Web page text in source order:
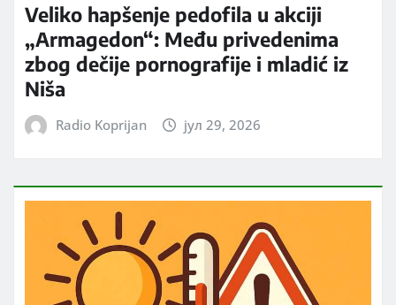
Veliko hapšenje pedofila u akciji
„Armagedon“: Među privedenima
zbog dečije pornografije i mladić iz
Niša
Radio Koprijan јул 29, 2026